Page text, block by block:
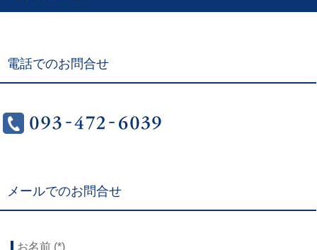
電話でのお問合せ
メールでのお問合せ
お名前 (*)